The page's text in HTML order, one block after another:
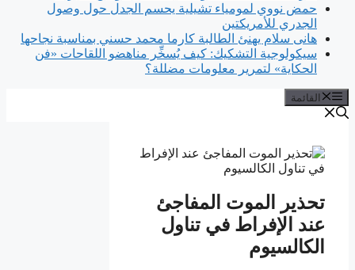
حمض نووي لمومياء تشيلية يحسم الجدل حول وصول
الجدري للأمريكتين
هانى سلام يهنئ الطالبة كارما محمد حسني بمناسبة نجاحها
سيكولوجية التشكيك: كيف يُسخِّر مناهضو اللقاحات «فن
الحكاية» لتمرير معلومات مضللة؟
القائمة
تحذير الموت المفاجئ
عند الإفراط في تناول
الكالسيوم